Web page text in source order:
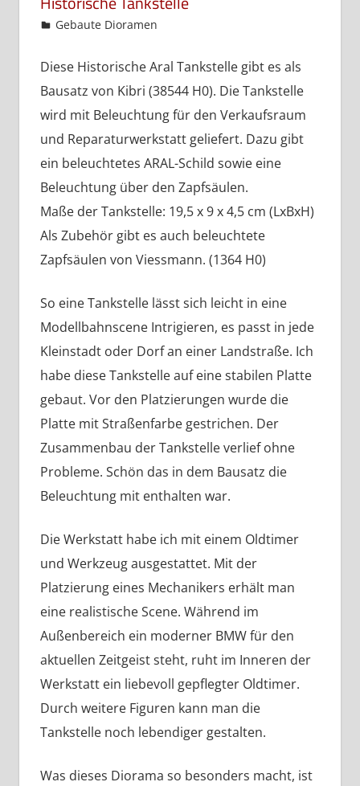
admin
Gebaute Dioramen
Diese Historische Aral Tankstelle gibt es als
Bausatz von Kibri (38544 H0). Die Tankstelle
wird mit Beleuchtung für den Verkaufsraum
und Reparaturwerkstatt geliefert. Dazu gibt
ein beleuchtetes ARAL-Schild sowie eine
Beleuchtung über den Zapfsäulen.
Maße der Tankstelle: 19,5 x 9 x 4,5 cm (LxBxH)
Als Zubehör gibt es auch beleuchtete
Zapfsäulen von Viessmann. (1364 H0)
So eine Tankstelle lässt sich leicht in eine
Modellbahnscene Intrigieren, es passt in jede
Kleinstadt oder Dorf an einer Landstraße. Ich
habe diese Tankstelle auf eine stabilen Platte
gebaut. Vor den Platzierungen wurde die
Platte mit Straßenfarbe gestrichen. Der
Zusammenbau der Tankstelle verlief ohne
Probleme. Schön das in dem Bausatz die
Beleuchtung mit enthalten war.
Die Werkstatt habe ich mit einem Oldtimer
und Werkzeug ausgestattet. Mit der
Platzierung eines Mechanikers erhält man
eine realistische Scene. Während im
Außenbereich ein moderner BMW für den
aktuellen Zeitgeist steht, ruht im Inneren der
Werkstatt ein liebevoll gepflegter Oldtimer.
Durch weitere Figuren kann man die
Tankstelle noch lebendiger gestalten.
Was dieses Diorama so besonders macht, ist